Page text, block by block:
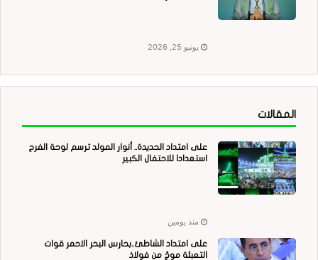
يونيو 25, 2026
المقالات
على امتداد الحديدة.. أنوار المولد ترسم لوحة الفرح
استعدادا للاحتفال الكبير
منذ يومين
على امتداد الشاطئ..بحارس البحر الاحمر قوات
التعبئة موجٌ من فولاذ